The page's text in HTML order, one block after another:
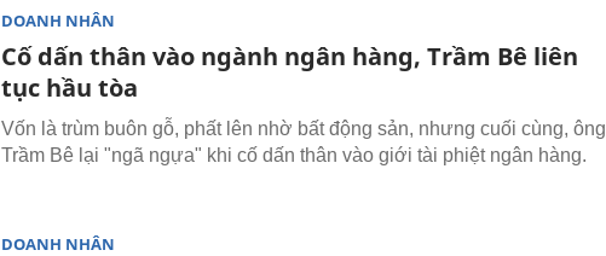
DOANH NHÂN
Cố dấn thân vào ngành ngân hàng, Trầm Bê liên
tục hầu tòa
Vốn là trùm buôn gỗ, phất lên nhờ bất động sản, nhưng cuối cùng, ông
Trầm Bê lại "ngã ngựa" khi cố dấn thân vào giới tài phiệt ngân hàng.
DOANH NHÂN